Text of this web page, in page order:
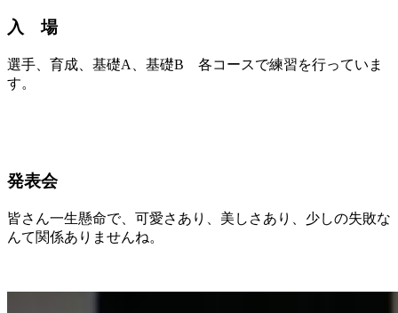
入 場
選手、育成、基礎A、基礎B 各コースで練習を行っていま
す。
発表会
皆さん一生懸命で、可愛さあり、美しさあり、少しの失敗な
んて関係ありませんね。